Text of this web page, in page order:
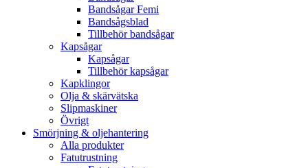
Bandsågar Femi
Bandsågsblad
Tillbehör bandsågar
Kapsågar
Kapsågar
Tillbehör kapsågar
Kapklingor
Olja & skärvätska
Slipmaskiner
Övrigt
Smörjning & oljehantering
Alla produkter
Fatutrustning